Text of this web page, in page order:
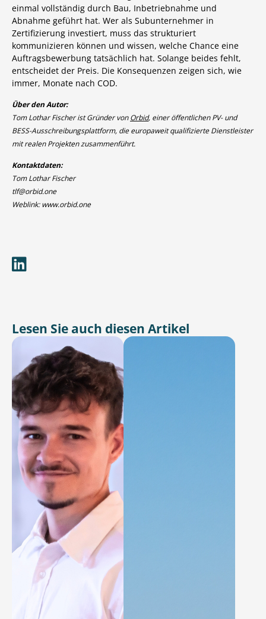
einmal vollständig durch Bau, Inbetriebnahme und
Abnahme geführt hat. Wer als Subunternehmer in
Zertifizierung investiert, muss das strukturiert
kommunizieren können und wissen, welche Chance eine
Auftragsbewerbung tatsächlich hat. Solange beides fehlt,
entscheidet der Preis. Die Konsequenzen zeigen sich, wie
immer, Monate nach COD.
Über den Autor:
Tom Lothar Fischer ist Gründer vonOrbid, einer öffentlichen PV- und
BESS-Ausschreibungsplattform, die europaweit qualifizierte Dienstleister
mit realen Projekten zusammenführt.
Kontaktdaten:
Tom Lothar Fischer
tlf@orbid.one
Weblink: www.orbid.one
Lesen Sie auch diesen Artikel